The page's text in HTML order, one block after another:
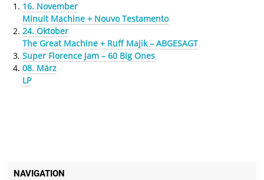
16. November
Minuit Machine + Nouvo Testamento
24. Oktober
The Great Machine + Ruff Majik – ABGESAGT
Super Florence Jam – 60 Big Ones
08. März
LP
NAVIGATION